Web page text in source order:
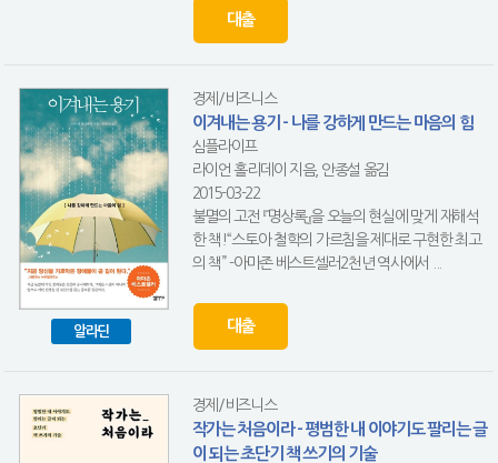
대출
알라딘
경제/비즈니스
이겨내는 용기 - 나를 강하게 만드는 마음의 힘
심플라이프
라이언 홀리데이 지음, 안종설 옮김
2015-03-22
불멸의 고전 『명상록』을 오늘의 현실에 맞게 재해석
한 책!“스토아 철학의 가르침을 제대로 구현한 최고
의 책” -아마존 베스트셀러2천년 역사에서 ...
대출
경제/비즈니스
작가는 처음이라 - 평범한 내 이야기도 팔리는 글
이 되는 초단기 책 쓰기의 기술